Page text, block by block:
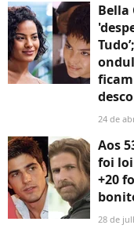
Bella
24 de
Aos
foi
+20
28 de